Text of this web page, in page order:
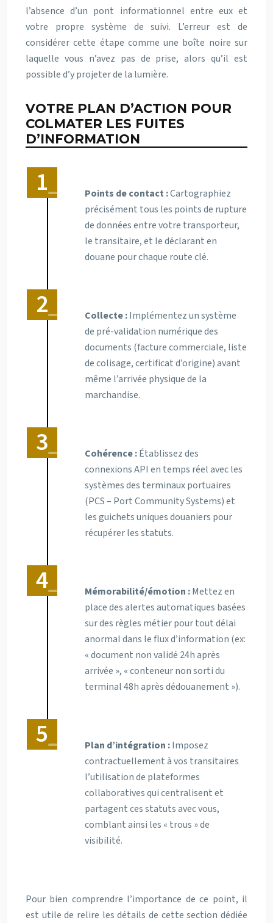
l’absence d’un pont informationnel entre eux et
votre propre système de suivi. L’erreur est de
considérer cette étape comme une boîte noire sur
laquelle vous n’avez pas de prise, alors qu’il est
possible d’y projeter de la lumière.
VOTRE PLAN D’ACTION POUR
COLMATER LES FUITES
D’INFORMATION
Points de contact :Cartographiez
précisément tous les points de rupture
de données entre votre transporteur,
le transitaire, et le déclarant en
douane pour chaque route clé.
Collecte :Implémentez un système
de pré-validation numérique des
documents (facture commerciale, liste
de colisage, certificat d’origine) avant
même l’arrivée physique de la
marchandise.
Cohérence :Établissez des
connexions API en temps réel avec les
systèmes des terminaux portuaires
(PCS – Port Community Systems) et
les guichets uniques douaniers pour
récupérer les statuts.
Mémorabilité/émotion :Mettez en
place des alertes automatiques basées
sur des règles métier pour tout délai
anormal dans le flux d’information (ex:
« document non validé 24h après
arrivée », « conteneur non sorti du
terminal 48h après dédouanement »).
Plan d’intégration :Imposez
contractuellement à vos transitaires
l’utilisation de plateformes
collaboratives qui centralisent et
partagent ces statuts avec vous,
comblant ainsi les « trous » de
visibilité.
Pour bien comprendre l’importance de ce point, il
est utile de relire les détails de cette section dédiée